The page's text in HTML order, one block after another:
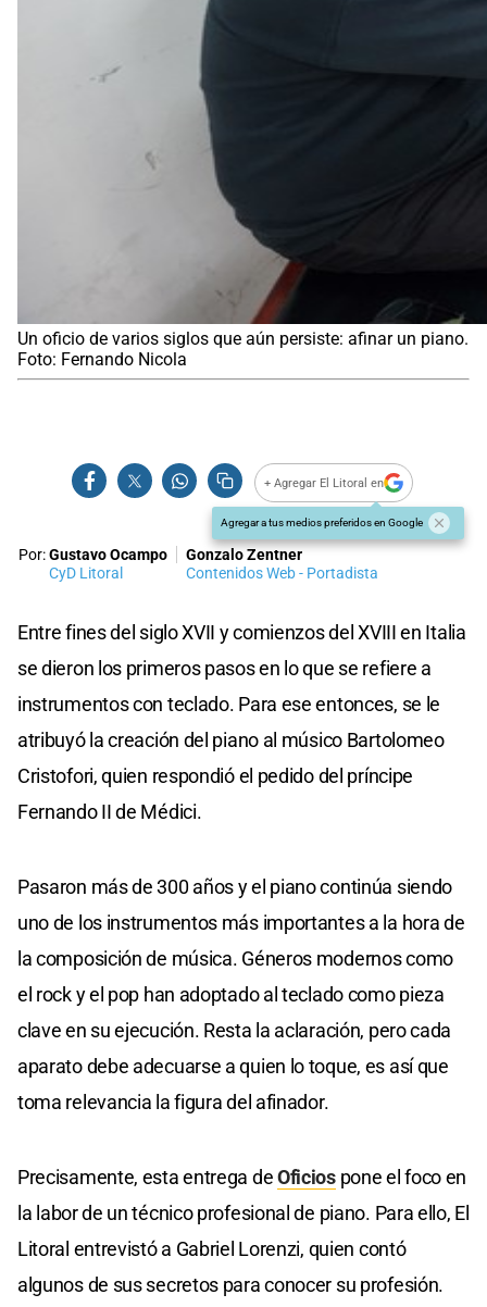
Un oficio de varios siglos que aún persiste: afinar un piano.
Foto: Fernando Nicola
+ Agregar El Litoral en
Agregar a tus medios preferidos en Google
Por:Gustavo Ocampo
CyD Litoral
Gonzalo Zentner
Contenidos Web - Portadista
Entre fines del siglo XVII y comienzos del XVIII en Italia
se dieron los primeros pasos en lo que se refiere a
instrumentos con teclado. Para ese entonces, se le
atribuyó la creación del piano al músico Bartolomeo
Cristofori, quien respondió el pedido del príncipe
Fernando II de Médici.
Pasaron más de 300 años y el piano continúa siendo
uno de los instrumentos más importantes a la hora de
la composición de música. Géneros modernos como
el rock y el pop han adoptado al teclado como pieza
clave en su ejecución. Resta la aclaración, pero cada
aparato debe adecuarse a quien lo toque, es así que
toma relevancia la figura del afinador.
Precisamente, esta entrega deOficiospone el foco en
la labor de un técnico profesional de piano. Para ello, El
Litoral entrevistó a Gabriel Lorenzi, quien contó
algunos de sus secretos para conocer su profesión.